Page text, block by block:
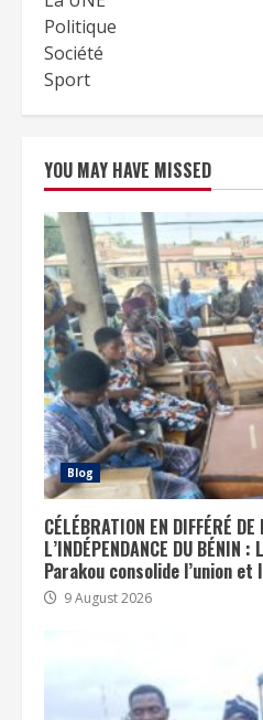
Politique
Société
Sport
YOU MAY HAVE MISSED
Blog
CÉLÉBRATION EN DIFFÉRÉ DE
L’INDÉPENDANCE DU
Parakou consolide l’union
9 August 2026